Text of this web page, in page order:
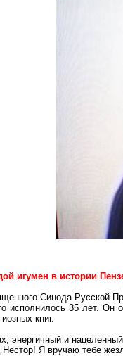
игумен в истории
Синода Русской
исполнилось 35 лет. Он
книг.
энергичный и
Нестор! Я вручаю тебе